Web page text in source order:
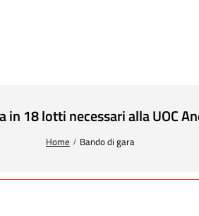
18 lotti necessari alla UOC
Home Bando di gara